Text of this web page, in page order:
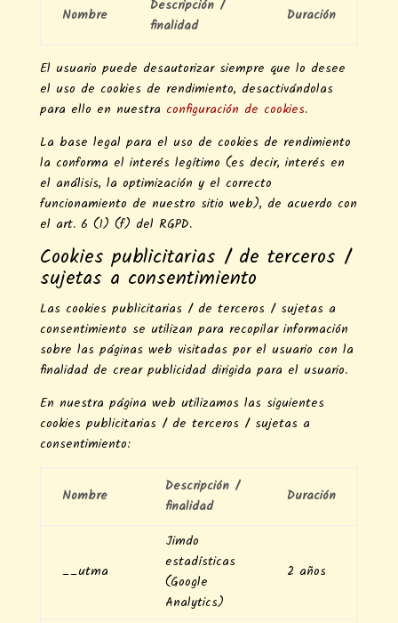
Nombre
Descripción /
finalidad
Duración
El usuario puede desautorizar siempre que lo desee
el uso de cookies de rendimiento, desactivándolas
para ello en nuestra configuración de cookies.
La base legal para el uso de cookies de rendimiento
la conforma el interés legítimo (es decir, interés en
el análisis, la optimización y el correcto
funcionamiento de nuestro sitio web), de acuerdo con
el art. 6 (1) (f) del RGPD.
Cookies publicitarias / de terceros /
sujetas a consentimiento
Las cookies publicitarias / de terceros / sujetas a
consentimiento se utilizan para recopilar información
sobre las páginas web visitadas por el usuario con la
finalidad de crear publicidad dirigida para el usuario.
En nuestra página web utilizamos las siguientes
cookies publicitarias / de terceros / sujetas a
consentimiento:
Nombre
Descripción /
finalidad
Duración
__utma
Jimdo
estadísticas
(Google
Analytics)
2 años